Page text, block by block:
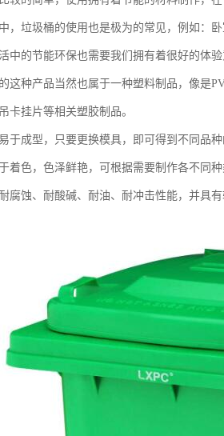
，垃圾桶的使用也是极为的常见，例如：
中的节能环保也需要我们拥有着很好的体验
这种产品当然也属于一种塑料制品，像是
卡挂片等相关塑胶制品。
于成型，只要更换模具，即可得到不同品
着色，色泽鲜艳，可根据需要制作各不同
腐蚀、耐酸碱、耐油、耐冲击性能，并具有